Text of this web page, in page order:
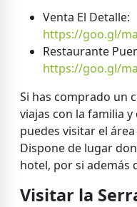
Venta El Detalle:
https://goo.gl/
Restaurante
https://goo.gl/
Si has comprado un
viajas con la familia
puedes visitar el
Dispone de lugar
hotel, por si además
Visitar la